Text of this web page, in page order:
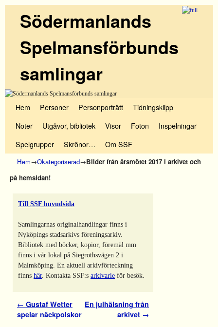
Södermanlands
Spelmansförbunds
samlingar
Hem Personer Personporträtt
Tidningsklipp
Noter
Utgåvor, bibliotek Visor Foton
Inspelningar
Spelgrupper
Skrönor… Om SSF
Hem→Okategoriserad→Bilder från årsmötet 2017 i arkivet och
på hemsidan!
Till SSF huvudsida
Samlingarnas originalhandlingar finns i
Nyköpings stadsarkivs föreningsarkiv.
Bibliotek med böcker, kopior, föremål mm
finns i vår lokal på Siegrothsvägen 2 i
Malmköping. En aktuell arkivförteckning
finnshär. Kontakta SSF:sarkivarie för besök.
Inläggsnavigering
← Gustaf Wetter
spelar näckpolskor
En julhälsning från
arkivet →